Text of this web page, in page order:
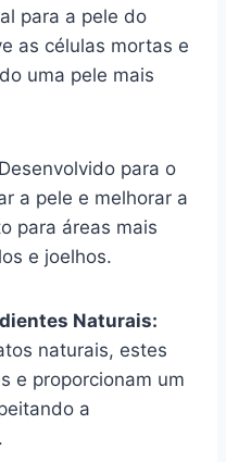
para a pele do
as células mortas e
uma pele mais
Desenvolvido para o
a pele e melhorar a
para áreas mais
e joelhos.
Naturais:
naturais, estes
e proporcionam um
a